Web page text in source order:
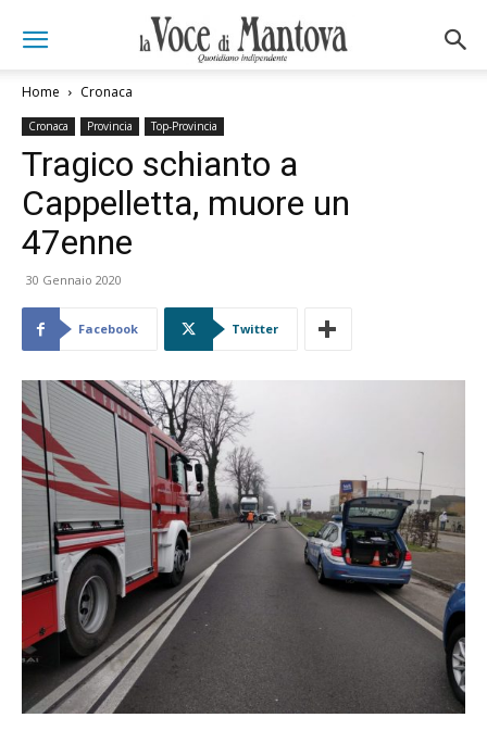
Home Cronaca
Cronaca Provincia Top-Provincia
Tragico schianto a
Cappelletta, muore un
47enne
30 Gennaio 2020
Facebook Twitter